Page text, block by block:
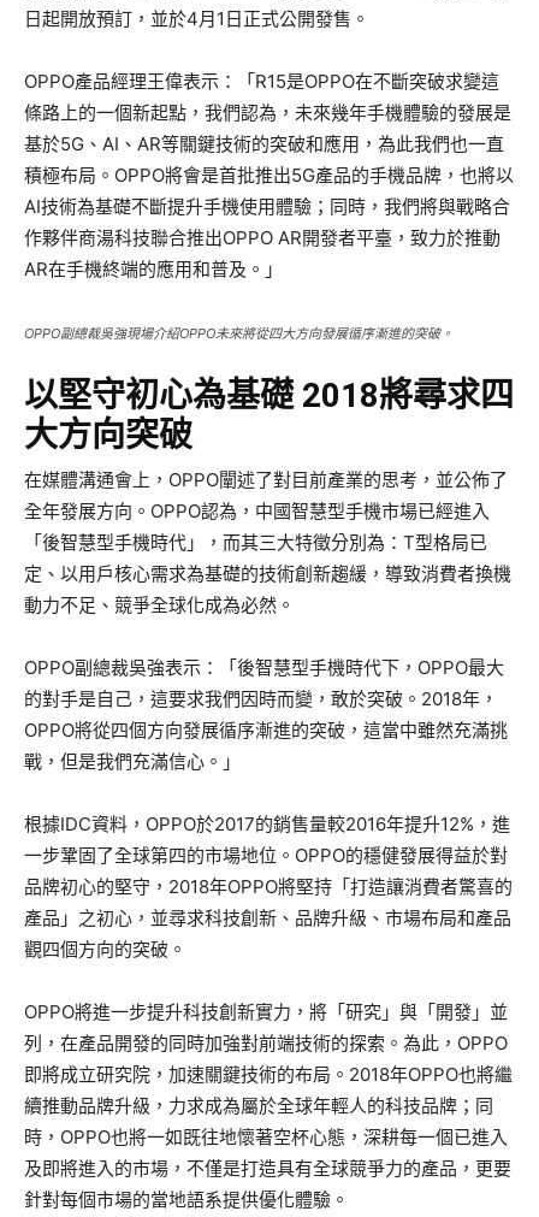
日起開放預訂，並於4月1日正式公開發售。
OPPO產品經理王偉表示：「R15是OPPO在不斷突破求變這
條路上的一個新起點，我們認為，未來幾年手機體驗的發展是
基於5G、AI、AR等關鍵技術的突破和應用，為此我們也一直
積極布局。OPPO將會是首批推出5G產品的手機品牌，也將以
AI技術為基礎不斷提升手機使用體驗；同時，我們將與戰略合
作夥伴商湯科技聯合推出OPPO AR開發者平臺，致力於推動
AR在手機終端的應用和普及。」
OPPO副總裁吳強現場介紹OPPO未來將從四大方向發展循序漸進的突破。
以堅守初心為基礎 2018將尋求四
大方向突破
在媒體溝通會上，OPPO闡述了對目前產業的思考，並公佈了
全年發展方向。OPPO認為，中國智慧型手機市場已經進入
「後智慧型手機時代」，而其三大特徵分別為：T型格局已
定、以用戶核心需求為基礎的技術創新趨緩，導致消費者換機
動力不足、競爭全球化成為必然。
OPPO副總裁吳強表示：「後智慧型手機時代下，OPPO最大
的對手是自己，這要求我們因時而變，敢於突破。2018年，
OPPO將從四個方向發展循序漸進的突破，這當中雖然充滿挑
戰，但是我們充滿信心。」
根據IDC資料，OPPO於2017的銷售量較2016年提升12%，進
一步鞏固了全球第四的市場地位。OPPO的穩健發展得益於對
品牌初心的堅守，2018年OPPO將堅持「打造讓消費者驚喜的
產品」之初心，並尋求科技創新、品牌升級、市場布局和產品
觀四個方向的突破。
OPPO將進一步提升科技創新實力，將「研究」與「開發」並
列，在產品開發的同時加強對前端技術的探索。為此，OPPO
即將成立研究院，加速關鍵技術的布局。2018年OPPO也將繼
續推動品牌升級，力求成為屬於全球年輕人的科技品牌；同
時，OPPO也將一如既往地懷著空杯心態，深耕每一個已進入
及即將進入的市場，不僅是打造具有全球競爭力的產品，更要
針對每個市場的當地語系提供優化體驗。